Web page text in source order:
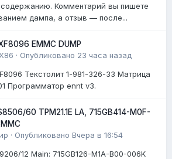
Комментарий вы пишете
дампа, а отзыв — после...
EMMC DUMP
· Опубликовано 23 часа назад
Текстолит 1-981-326-33 Матрица
Программатор ennt v3.
60 TPM21.1E LA, 715GB414-M0F-
· Опубликовано Вчера в 16:54
12 Мain: 715GB126-M1A-B00-006K